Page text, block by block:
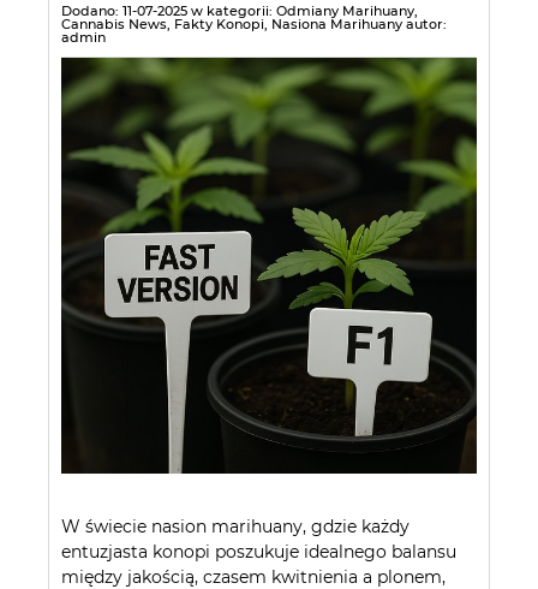
Dodano: 11-07-2025 w kategorii: Odmiany Marihuany,
Cannabis News, Fakty Konopi, Nasiona Marihuany autor:
admin
W świecie nasion marihuany, gdzie każdy
entuzjasta konopi poszukuje idealnego balansu
między jakością, czasem kwitnienia a plonem,